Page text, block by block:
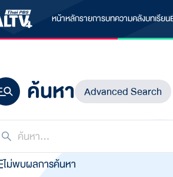
หน้าหลักรายการบทความคลังบทเรียน
ค้นหา Advanced Search
ไม่พบผลการค้นหา